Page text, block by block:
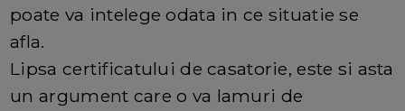
poate va intelege odata in ce situatie se
afla.
Lipsa certificatului de casatorie, este si asta
un argument care o va lamuri de